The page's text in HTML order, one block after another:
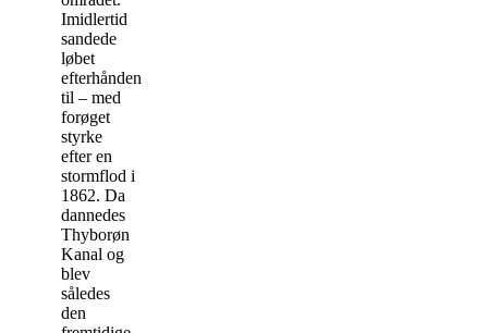
Imidlertid
sandede
løbet
efterhånden
til – med
forøget
styrke
efter en
stormflod i
1862. Da
dannedes
Thyborøn
Kanal og
blev
således
den